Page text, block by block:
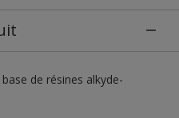
de résines alkyde-